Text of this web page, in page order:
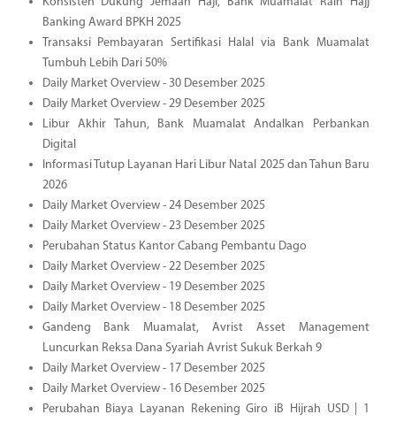
Banking Award BPKH 2025
Transaksi Pembayaran Sertifikasi Halal via Bank Muamalat
Tumbuh Lebih Dari 50%
Daily Market Overview - 30 Desember 2025
Daily Market Overview - 29 Desember 2025
Libur Akhir Tahun, Bank Muamalat Andalkan Perbankan
Digital
Informasi Tutup Layanan Hari Libur Natal 2025 dan Tahun Baru
2026
Daily Market Overview - 24 Desember 2025
Daily Market Overview - 23 Desember 2025
Perubahan Status Kantor Cabang Pembantu Dago
Daily Market Overview - 22 Desember 2025
Daily Market Overview - 19 Desember 2025
Daily Market Overview - 18 Desember 2025
Gandeng Bank Muamalat, Avrist Asset Management
Luncurkan Reksa Dana Syariah Avrist Sukuk Berkah 9
Daily Market Overview - 17 Desember 2025
Daily Market Overview - 16 Desember 2025
Perubahan Biaya Layanan Rekening Giro iB Hijrah USD | 1